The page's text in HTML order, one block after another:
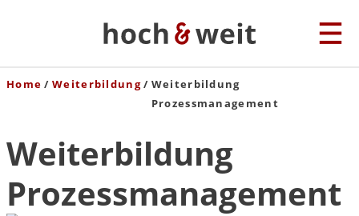
Home Weiterbildung
Weiterbildung
Prozessmanagement
Weiterbildung
Prozessmanagement